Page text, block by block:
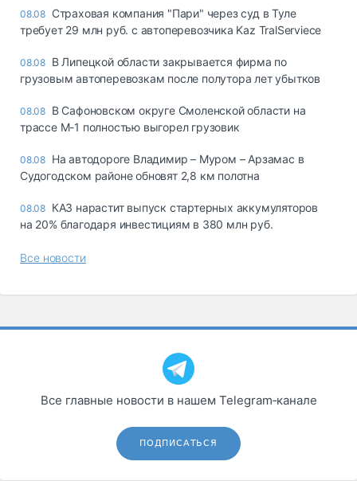
08.08 Страховая компания "Пари" через суд в Туле
требует 29 млн руб. с автоперевозчика Kaz TralServiece
08.08 В Липецкой области закрывается фирма по
грузовым автоперевозкам после полутора лет убытков
08.08 В Сафоновском округе Смоленской области на
трассе М-1 полностью выгорел грузовик
08.08 На автодороге Владимир – Муром – Арзамас в
Судогодском районе обновят 2,8 км полотна
08.08 КАЗ нарастит выпуск стартерных аккумуляторов
на 20% благодаря инвестициям в 380 млн руб.
Все новости
Все главные новости в нашем Telegram‑канале
ПОДПИСАТЬСЯ